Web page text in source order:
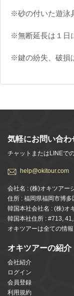
※砂の付いた遊泳
※無断延長は１日
※鍵の紛失、破損
気軽にお問い合わ
チャットまたはLINEで
help@okitour.com
会社名 : (株)オキツアー
住所 : 福岡県福岡市博多
韓国本社会社名 : (株)オ
韓国本社住所 : #713,
オキツアーは全ての情
オキツアーの紹介
会社紹介
ログイン
会員登録
利用規約